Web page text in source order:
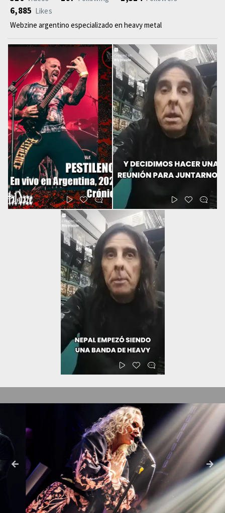
6,885 Likes
Webzine argentino especializado en heavy metal